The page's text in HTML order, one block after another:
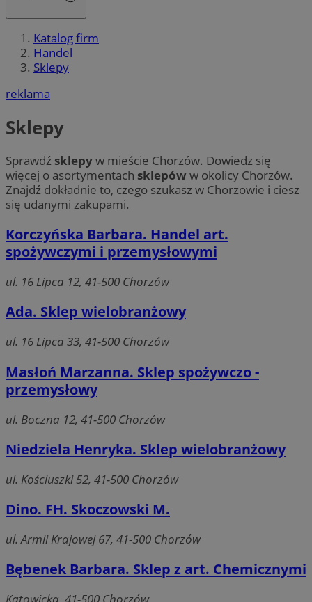
Katalog firm
Handel
Sklepy
reklama
Sklepy
Sprawdź sklepyw mieście Chorzów. Dowiedz się
więcej o asortymentach sklepów w okolicy Chorzów.
Znajdź dokładnie to, czego szukasz w Chorzowie i ciesz
się udanymi zakupami.
Korczyńska Barbara. Handel art.
spożywczymi i przemysłowymi
ul. 16 Lipca 12, 41-500 Chorzów
Ada. Sklep wielobranżowy
ul. 16 Lipca 33, 41-500 Chorzów
Masłoń Marzanna. Sklep spożywczo -
przemysłowy
ul. Boczna 12, 41-500 Chorzów
Niedziela Henryka. Sklep wielobranżowy
ul. Kościuszki 52, 41-500 Chorzów
Dino. FH. Skoczowski M.
ul. Armii Krajowej 67, 41-500 Chorzów
Bębenek Barbara. Sklep z art. Chemicznymi